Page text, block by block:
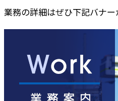
業務の詳細はぜひ下記バナー